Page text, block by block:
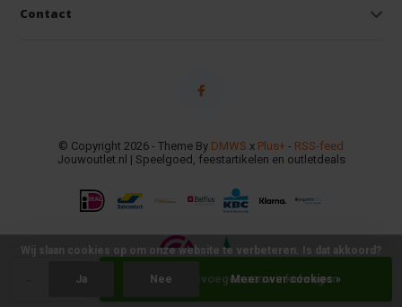
+ Toevoegen aan winkelwagen
Contact
© Copyright 2026 - Theme By DMWS x Plus+ - RSS-feed
Jouwoutlet.nl | Speelgoed, feestartikelen en outletdeals
Wij slaan cookies op om onze website te verbeteren. Is dat akkoord?
Ja Nee Meer over cookies »